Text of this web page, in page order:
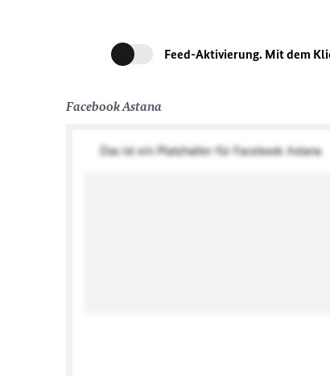
Feed-Aktivierung. Mit dem
Facebook Astana
Das ist ein Platzhalter für Facebook Astana